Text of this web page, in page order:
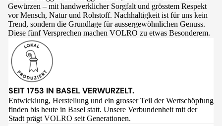
Gewürzen – mit handwerklicher Sorgfalt und grösstem Respekt
vor Mensch, Natur und Rohstoff. Nachhaltigkeit ist für uns kein
Trend, sondern die Grundlage für aussergewöhnlichen Genuss.
Diese fünf Versprechen machen VOLRO zu etwas Besonderem.
SEIT 1753 IN BASEL VERWURZELT.
Entwicklung, Herstellung und ein grosser Teil der Wertschöpfung
finden bis heute in Basel statt. Unsere Verbundenheit mit der
Stadt prägt VOLRO seit Generationen.